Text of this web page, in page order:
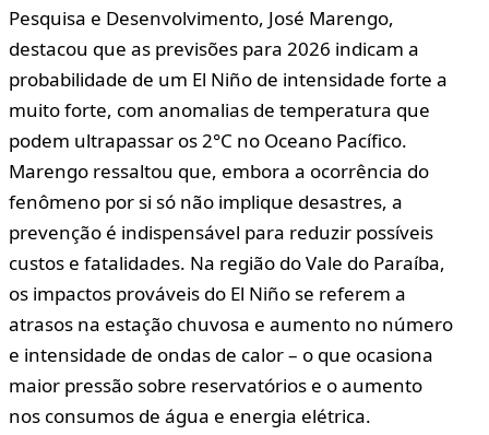
Pesquisa e Desenvolvimento, José Marengo,
destacou que as previsões para 2026 indicam a
probabilidade de um El Niño de intensidade forte a
muito forte, com anomalias de temperatura que
podem ultrapassar os 2°C no Oceano Pacífico.
Marengo ressaltou que, embora a ocorrência do
fenômeno por si só não implique desastres, a
prevenção é indispensável para reduzir possíveis
custos e fatalidades. Na região do Vale do Paraíba,
os impactos prováveis do El Niño se referem a
atrasos na estação chuvosa e aumento no número
e intensidade de ondas de calor – o que ocasiona
maior pressão sobre reservatórios e o aumento
nos consumos de água e energia elétrica.